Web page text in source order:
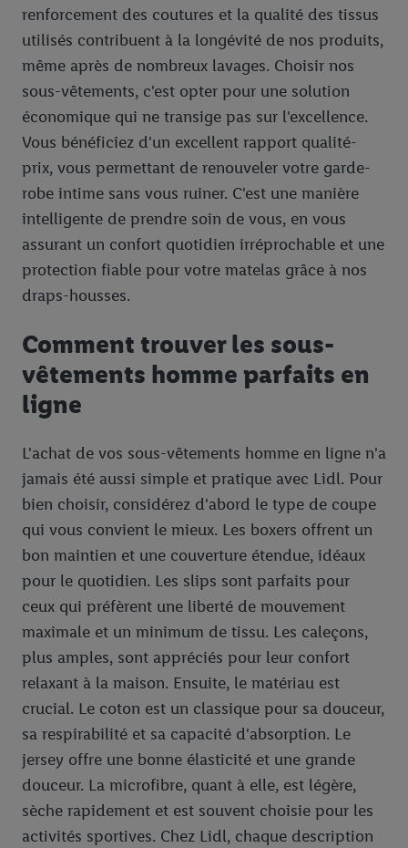
renforcement des coutures et la qualité des tissus
utilisés contribuent à la longévité de nos produits,
même après de nombreux lavages. Choisir nos
sous-vêtements, c'est opter pour une solution
économique qui ne transige pas sur l'excellence.
Vous bénéficiez d'un excellent rapport qualité-
prix, vous permettant de renouveler votre garde-
robe intime sans vous ruiner. C'est une manière
intelligente de prendre soin de vous, en vous
assurant un confort quotidien irréprochable et une
protection fiable pour votre matelas grâce à nos
draps-housses.
Comment trouver les sous-
vêtements homme parfaits en
ligne
L'achat de vos sous-vêtements homme en ligne n'a
jamais été aussi simple et pratique avec Lidl. Pour
bien choisir, considérez d'abord le type de coupe
qui vous convient le mieux. Les boxers offrent un
bon maintien et une couverture étendue, idéaux
pour le quotidien. Les slips sont parfaits pour
ceux qui préfèrent une liberté de mouvement
maximale et un minimum de tissu. Les caleçons,
plus amples, sont appréciés pour leur confort
relaxant à la maison. Ensuite, le matériau est
crucial. Le coton est un classique pour sa douceur,
sa respirabilité et sa capacité d'absorption. Le
jersey offre une bonne élasticité et une grande
douceur. La microfibre, quant à elle, est légère,
sèche rapidement et est souvent choisie pour les
activités sportives. Chez Lidl, chaque description